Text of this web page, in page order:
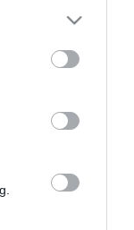
more Google
may click to
party tags to
below Google